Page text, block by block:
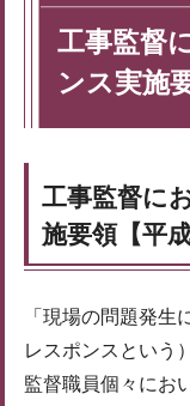
工事監督
ンス実施
工事監督に
施要領【平
「現場の問題発生
レスポンスという
監督職員個々にお